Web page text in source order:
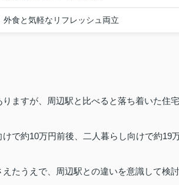
外食と気軽なリフレッシュ両立
ますが、周辺駅と比べると落ち着いた住宅
で約10万円前後、二人暮らし向けで約19
たうえで、周辺駅との違いを意識して検討